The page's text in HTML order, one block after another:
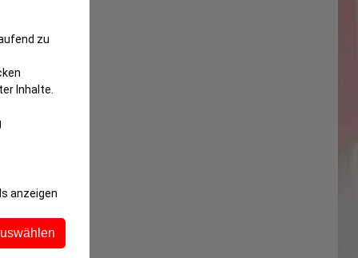
zu
Inhalte.
anzeigen